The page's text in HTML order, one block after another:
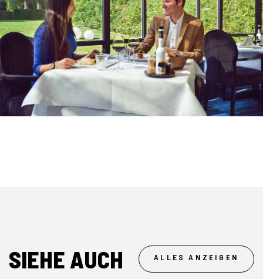
SIEHE AUCH ALLES ANZEIGEN